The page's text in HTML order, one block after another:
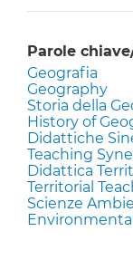
Parole
Geografia
Geography
Storia della
History of
Didattiche
Teaching
Didattica
Territorial
Scienze